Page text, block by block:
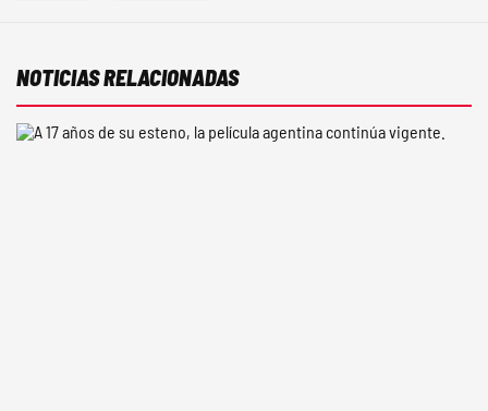
NOTICIAS RELACIONADAS